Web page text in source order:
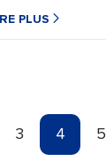
PLUS
3 4 5